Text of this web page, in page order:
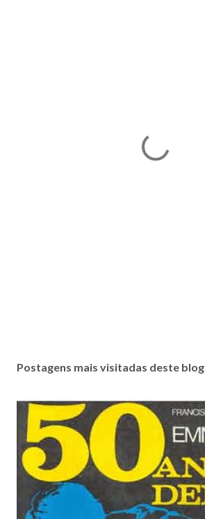
Postagens mais visitadas deste blog